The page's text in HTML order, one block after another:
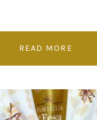
READ MORE